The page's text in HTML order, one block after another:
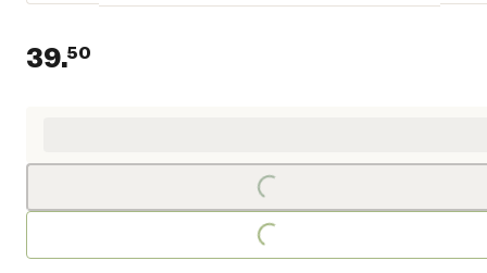
39.50
Loading...
Loading...